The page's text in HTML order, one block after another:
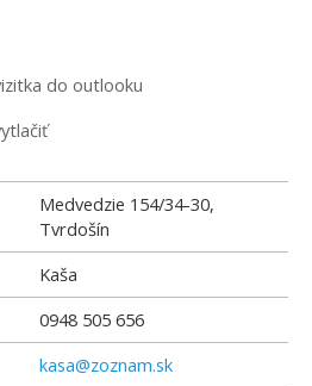
do outlooku
Medvedzie 154/34-30,
Tvrdošín
Kaša
0948 505 656
kasa@zoznam.sk